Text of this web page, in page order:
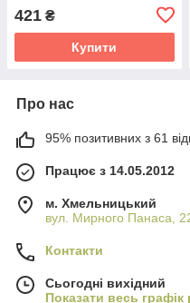
421 ₴
Купити
Про нас
95% позитивних з 61
Працює з 14.05.2012
м. Хмельницький
вул. Мирного Панаса,
Контакти
Сьогодні вихідний
Показати весь графік